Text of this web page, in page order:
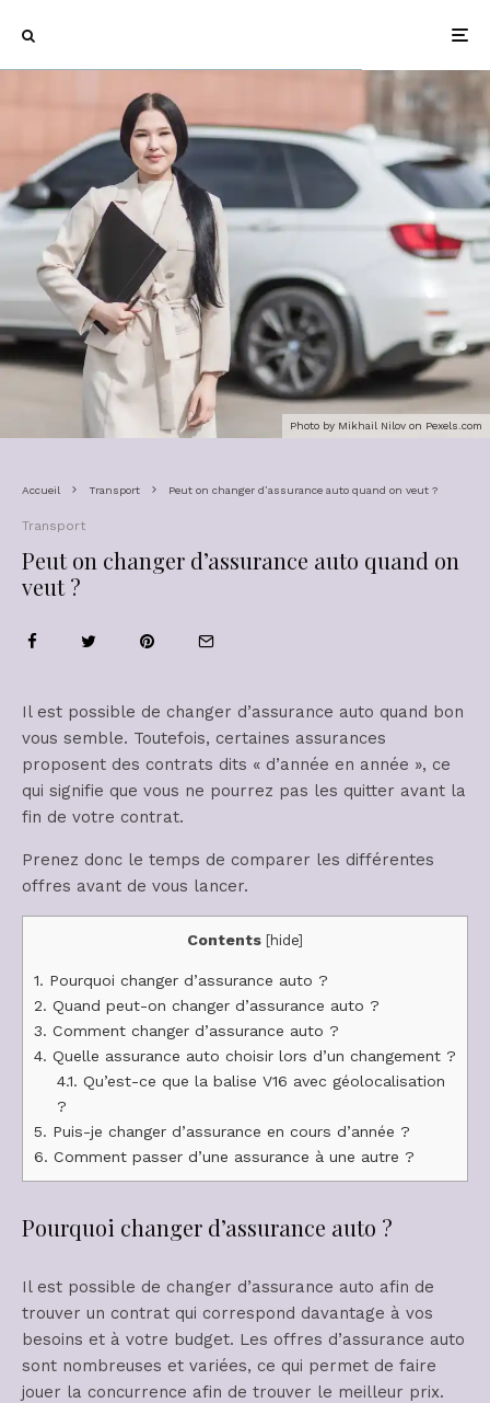
Photo by Mikhail Nilov on Pexels.com
Accueil Transport Peut on changer d’assurance auto quand on veut ?
Transport
Peut on changer d’assurance auto quand on
veut ?
Il est possible de changer d’assurance auto quand bon
vous semble. Toutefois, certaines assurances
proposent des contrats dits « d’année en année », ce
qui signifie que vous ne pourrez pas les quitter avant la
fin de votre contrat.
Prenez donc le temps de comparer les différentes
offres avant de vous lancer.
Contents [hide]
1. Pourquoi changer d’assurance auto ?
2. Quand peut-on changer d’assurance auto ?
3. Comment changer d’assurance auto ?
4. Quelle assurance auto choisir lors d’un changement ?
4.1. Qu’est-ce que la balise V16 avec géolocalisation
?
5. Puis-je changer d’assurance en cours d’année ?
6. Comment passer d’une assurance à une autre ?
Pourquoi changer d’assurance auto ?
Il est possible de changer d’assurance auto afin de
trouver un contrat qui correspond davantage à vos
besoins et à votre budget. Les offres d’assurance auto
sont nombreuses et variées, ce qui permet de faire
jouer la concurrence afin de trouver le meilleur prix.